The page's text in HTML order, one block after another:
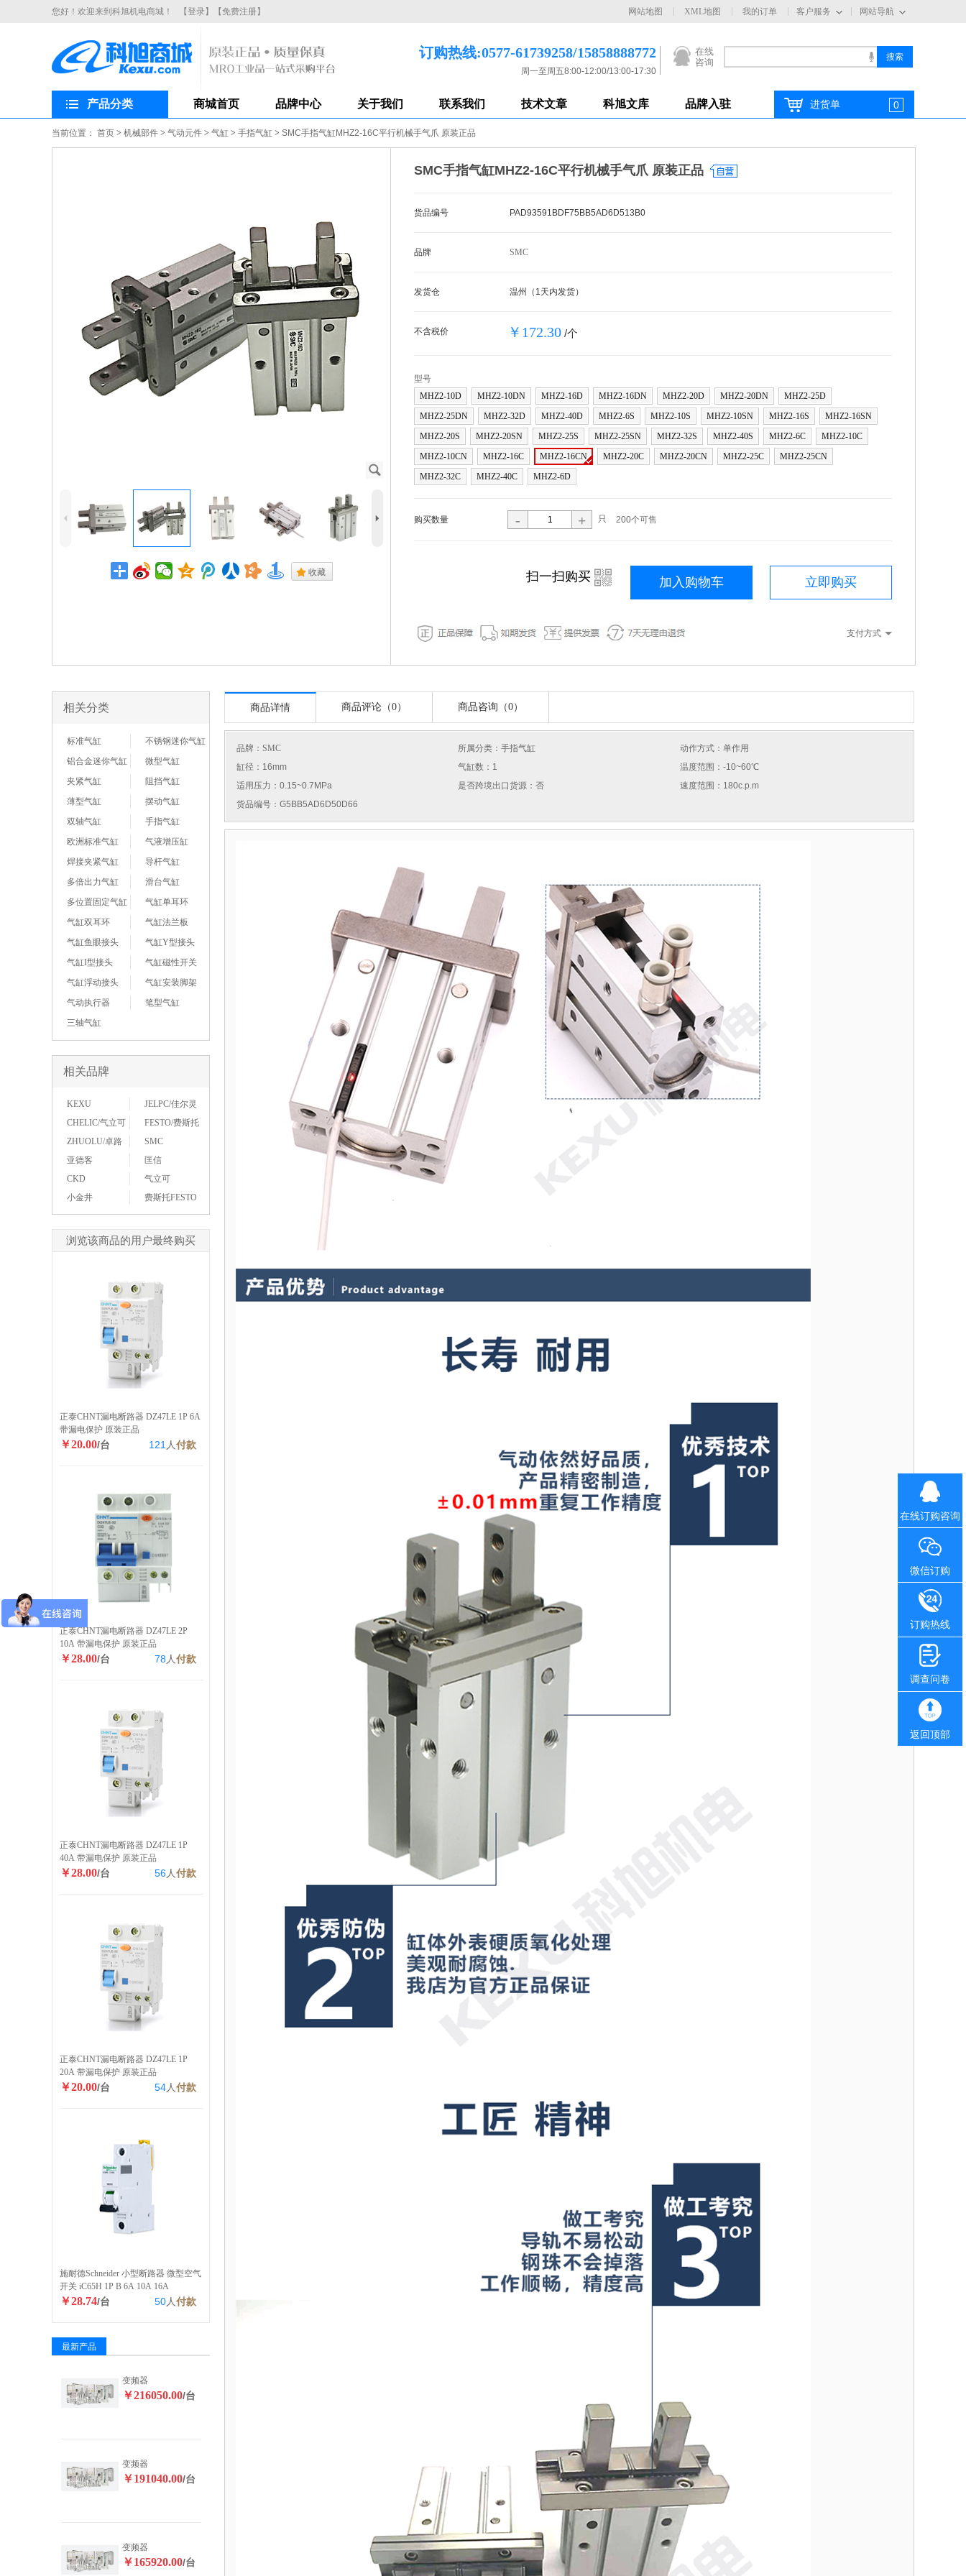
您好！欢迎来到科旭机电商城！ 【登录】 【免费注册】 网站导航
客户服务
网站地图 XML地图 我的订单
在线
咨询
订购热线:0577-61739258/15858888772
周一至周五8:00-12:00/13:00-17:30
产品分类 商城首页 品牌中心 关于我们 联系我们 技术文章 科旭文库 品牌入驻 进货单 0
当前位置： 首页 > 机械部件 > 气动元件 > 气缸 > 手指气缸 > SMC手指气缸MHZ2-16C平行机械手气爪 原装正品
J
4 5
. 收藏
SMC手指气缸MHZ2-16C平行机械手气爪 原装正品
货品编号 PAD93591BDF75BB5AD6D513B0
品牌 SMC
发货仓 温州（1天内发货）
不含税价 ￥172.30 /个
型号
MHZ2-10D
MHZ2-10DN MHZ2-16D MHZ2-16DN MHZ2-20D MHZ2-20DN
MHZ2-25D
MHZ2-25DN
MHZ2-32D MHZ2-40D MHZ2-6S MHZ2-10S MHZ2-10SN MHZ2-16S
MHZ2-16SN
MHZ2-20S
MHZ2-20SN MHZ2-25S MHZ2-25SN MHZ2-32S MHZ2-40S MHZ2-6C
MHZ2-10C
MHZ2-10CN
MHZ2-16C MHZ2-16CN MHZ2-20C MHZ2-20CN MHZ2-25C
MHZ2-25CN
MHZ2-32C
MHZ2-40C MHZ2-6D
购买数量 - + 只 200个可售
立即购买
加入购物车
扫一扫购买 i
支付方式
相关分类
标准气缸
不锈钢迷你气缸
铝合金迷你气缸
微型气缸
夹紧气缸
阻挡气缸
薄型气缸
摆动气缸
双轴气缸
手指气缸
欧洲标准气缸
气液增压缸
焊接夹紧气缸
导杆气缸
多倍出力气缸
滑台气缸
多位置固定气缸
气缸单耳环
气缸双耳环
气缸法兰板
气缸鱼眼接头
气缸Y型接头
气缸I型接头
气缸磁性开关
气缸浮动接头
气缸安装脚架
气动执行器
笔型气缸
三轴气缸
相关品牌
KEXU
JELPC/佳尔灵
CHELIC/气立可
FESTO/费斯托
ZHUOLU/卓路
SMC
亚德客
匡信
CKD
气立可
小金井
费斯托FESTO
浏览该商品的用户最终购买
正泰CHNT漏电断路器 DZ47LE 1P 6A
带漏电保护 原装正品
￥20.00/台 121 人付款
正泰CHNT漏电断路器 DZ47LE 2P
10A 带漏电保护 原装正品
￥28.00/台 78 人付款
正泰CHNT漏电断路器 DZ47LE 1P
40A 带漏电保护 原装正品
￥28.00/台 56人付款
正泰CHNT漏电断路器 DZ47LE 1P
20A 带漏电保护 原装正品
￥20.00/台 54人付款
施耐德Schneider 小型断路器 微型空气
开关 iC65H 1P B 6A 10A 16A
￥28.74/台 50人付款
最新产品
变频器
￥216050.00/台
变频器
￥191040.00/台
变频器
￥165920.00/台
商品详情 商品评论（0） 商品咨询（0）
品牌： SMC 所属分类：手指气缸
动作方式：单作用
缸径：16mm
气缸数：1
温度范围：-10~60℃
适用压力：0.15~0.7MPa
是否跨境出口货源：否
速度范围：180c.p.m
货品编号：G5BB5AD6D50D66
在线订购咨询
微信订购
订购热线
调查问卷
返回顶部